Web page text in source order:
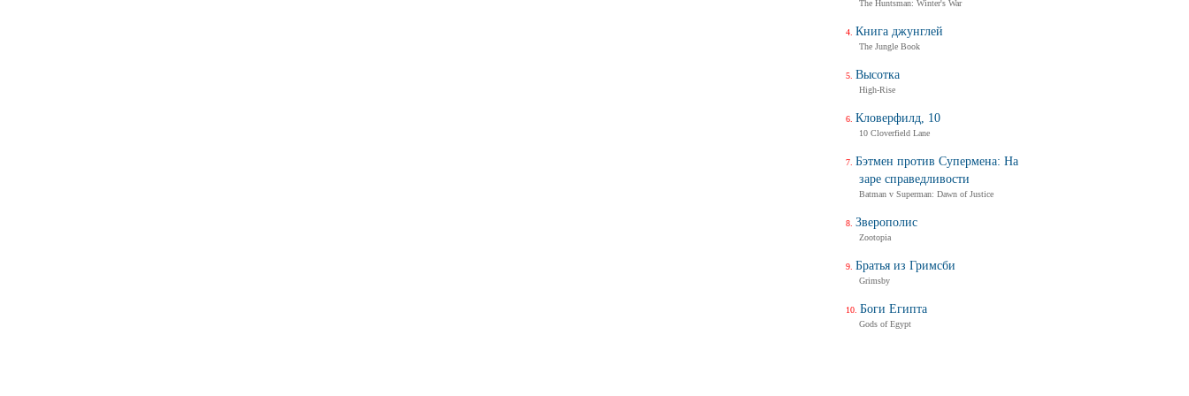
The Huntsman: Winter's War
Книга джунглей
The Jungle Book
Высотка
High-Rise
Кловерфилд, 10
10 Cloverfield Lane
Бэтмен против Супермена: На
заре справедливости
Batman v Superman: Dawn of Justice
Зверополис
Zootopia
Братья из Гримсби
Grimsby
Боги Египта
Gods of Egypt